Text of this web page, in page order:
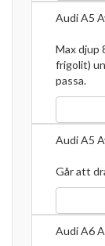
Audi A5
Max djup
frigolit)
passa.
Audi A5
Går att
Audi A6